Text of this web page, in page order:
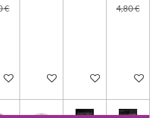
€
au panier
Ajouter au panierAjouter au panier
4,80 €
Ajouter